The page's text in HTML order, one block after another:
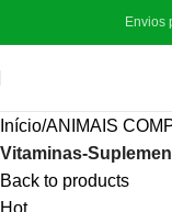
Envios
Início ANIMAIS
Vitaminas-
Back to products
Hot